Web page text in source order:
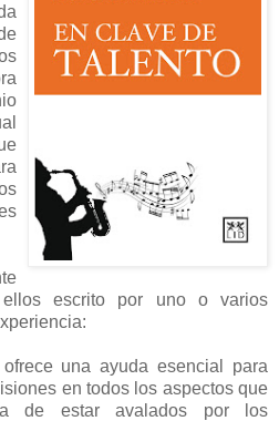
escrito por uno o varios
una ayuda esencial para
en todos los aspectos que
de estar avalados por los